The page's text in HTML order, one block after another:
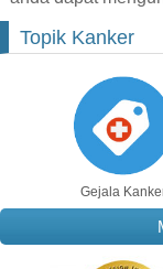
Topik Kanker
Gejala